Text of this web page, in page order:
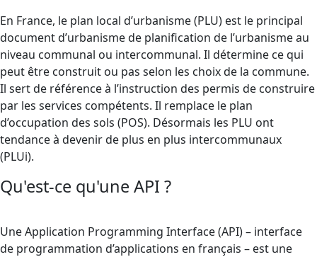
En France, le plan local d’urbanisme (PLU) est le principal
document d’urbanisme de planification de l’urbanisme au
niveau communal ou intercommunal. Il détermine ce qui
peut être construit ou pas selon les choix de la commune.
Il sert de référence à l’instruction des permis de construire
par les services compétents. Il remplace le plan
d’occupation des sols (POS). Désormais les PLU ont
tendance à devenir de plus en plus intercommunaux
(PLUi).
Qu'est-ce qu'une API ?
Une Application Programming Interface (API) – interface
de programmation d’applications en français – est une